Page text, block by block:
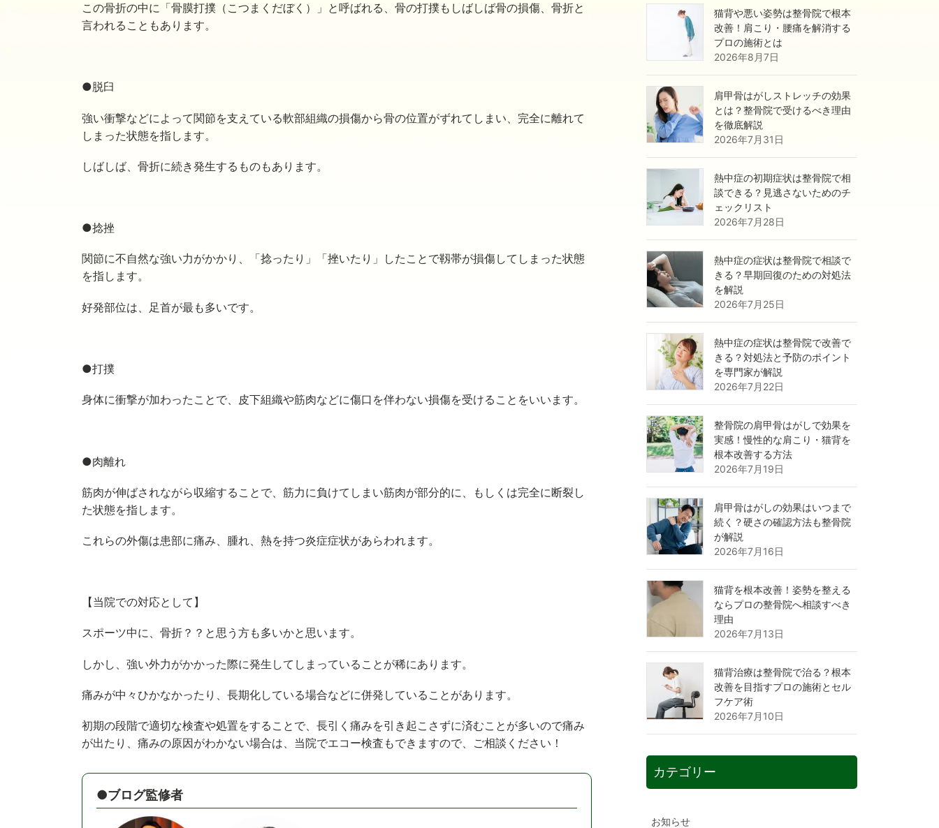
この骨折の中に「骨膜打撲（こつまくだぼく）」と呼ばれる、骨の打撲もしばしば骨の損傷、骨折と
言われることもあります。
●脱臼
強い衝撃などによって関節を支えている軟部組織の損傷から骨の位置がずれてしまい、完全に離れて
しまった状態を指します。
しばしば、骨折に続き発生するものもあります。
●捻挫
関節に不自然な強い力がかかり、「捻ったり」「挫いたり」したことで靱帯が損傷してしまった状態
を指します。
好発部位は、足首が最も多いです。
●打撲
身体に衝撃が加わったことで、皮下組織や筋肉などに傷口を伴わない損傷を受けることをいいます。
●肉離れ
筋肉が伸ばされながら収縮することで、筋力に負けてしまい筋肉が部分的に、もしくは完全に断裂し
た状態を指します。
これらの外傷は患部に痛み、腫れ、熱を持つ炎症症状があらわれます。
【当院での対応として】
スポーツ中に、骨折？？と思う方も多いかと思います。
しかし、強い外力がかかった際に発生してしまっていることが稀にあります。
痛みが中々ひかなかったり、長期化している場合などに併発していることがあります。
初期の段階で適切な検査や処置をすることで、長引く痛みを引き起こさずに済むことが多いので痛み
が出たり、痛みの原因がわかない場合は、当院でエコー検査もできますので、ご相談ください！
●ブログ監修者
猫背や悪い姿勢は整骨院で根本
改善！肩こり・腰痛を解消する
プロの施術とは
2026年8月7日
肩甲骨はがしストレッチの効果
とは？整骨院で受けるべき理由
を徹底解説
2026年7月31日
熱中症の初期症状は整骨院で相
談できる？見逃さないためのチ
ェックリスト
2026年7月28日
熱中症の症状は整骨院で相談で
きる？早期回復のための対処法
を解説
2026年7月25日
熱中症の症状は整骨院で改善で
きる？対処法と予防のポイント
を専門家が解説
2026年7月22日
整骨院の肩甲骨はがしで効果を
実感！慢性的な肩こり・猫背を
根本改善する方法
2026年7月19日
肩甲骨はがしの効果はいつまで
続く？硬さの確認方法も整骨院
が解説
2026年7月16日
猫背を根本改善！姿勢を整える
ならプロの整骨院へ相談すべき
理由
2026年7月13日
猫背治療は整骨院で治る？根本
改善を目指すプロの施術とセル
フケア術
2026年7月10日
カテゴリー
お知らせ